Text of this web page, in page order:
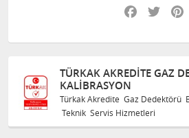
Facebook
Twitter
TÜRKAK AKREDITE GAZ
KALIBRASYON
Türkak Akredite Gaz Dedektörü
Teknik Servis Hizmetleri